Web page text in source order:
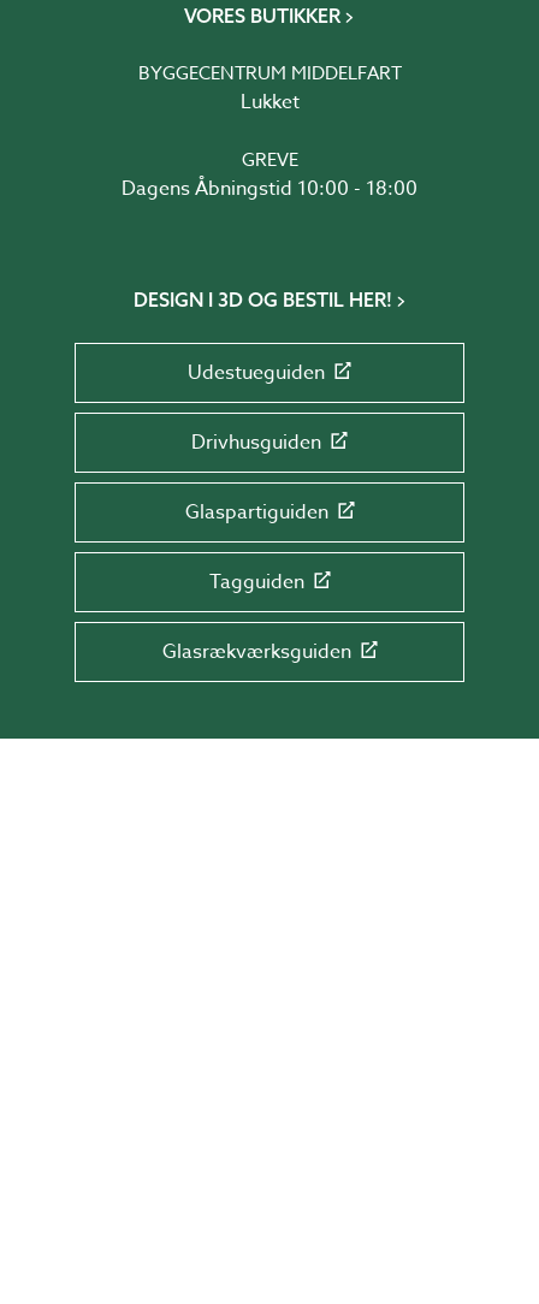
VORES BUTIKKER
BYGGECENTRUM MIDDELFART
Lukket
GREVE
Dagens Åbningstid 10:00 - 18:00
DESIGN I 3D OG BESTIL HER!
Udestueguiden
Drivhusguiden
Glaspartiguiden
Tagguiden
Glasrækværksguiden